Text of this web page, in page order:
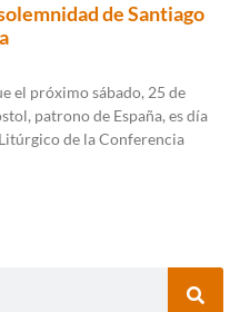
de Santiago
el próximo sábado, 25 de
patrono de España, es día
de la Conferencia